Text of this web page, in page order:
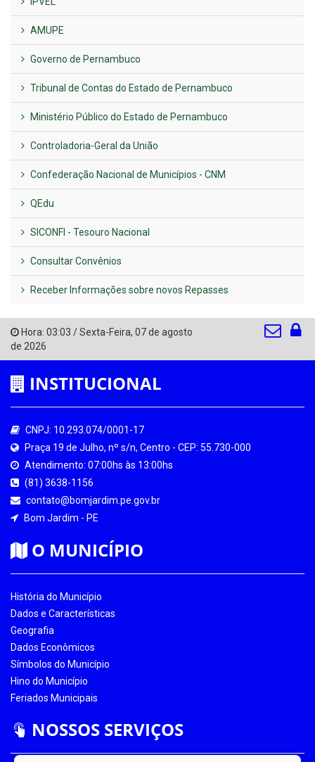
AMUPE
Governo de Pernambuco
Tribunal de Contas do Estado de Pernambuco
Ministério Público do Estado de Pernambuco
Controladoria-Geral da União
Confederação Nacional de Municípios - CNM
QEdu
SICONFI - Tesouro Nacional
Consultar Convênios
Receber Informações sobre novos Repasses
Hora: 03:03 /Sexta-Feira, 07 de agosto
de 2026
INSTITUCIONAL
CNPJ: 10.293.074/0001-17
Praça 19 de Julho, nº s/n, Centro - CEP: 55.730-000
Atendimento: 07:00hs às 13:00hs
(81) 3638-1156
contato@bomjardim.pe.gov.br
Bom Jardim - PE
O MUNICÍPIO
História do Município
Dados e Características
Geografia
Dados Econômicos
Símbolos do Município
Hino do Município
Feriados Municipais
NOSSOS SERVIÇOS